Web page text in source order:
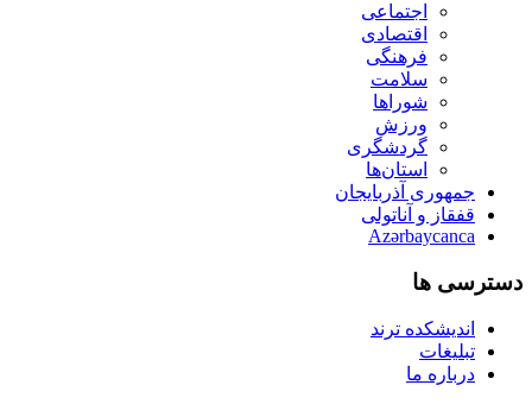
اجتماعی
اقتصادی
فرهنگی
سلامت
شوراها
ورزش
گردشگری
استان‌ها
جمهوری آذربایجان
قفقاز و آناتولی
Azərbaycanca
دسترسی ها
اندیشکده ترند
تبلیغات
درباره ما